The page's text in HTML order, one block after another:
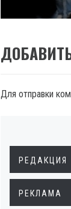
Для отправки
РЕДАКЦИЯ
РЕКЛАМА